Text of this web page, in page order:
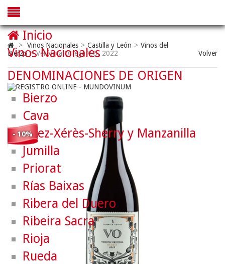
> Vinos Nacionales > Castilla y León > Vinos del
Bierzo > Verónica Ortega V.O. 2022 Volver
- 10%
Inicio
Vinos Nacionales
DENOMINACIONES DE ORIGEN
Bierzo
Cava
Jerez-Xérès-Sherry y Manzanilla
Jumilla
Priorat
Rías Baixas
Ribera del Duero
Ribeira Sacra
Rioja
Rueda